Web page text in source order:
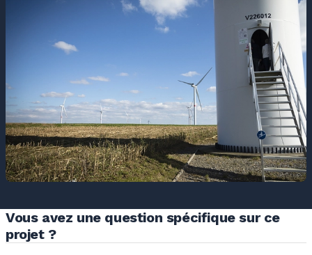
Vous avez une question spécifique sur ce
projet ?